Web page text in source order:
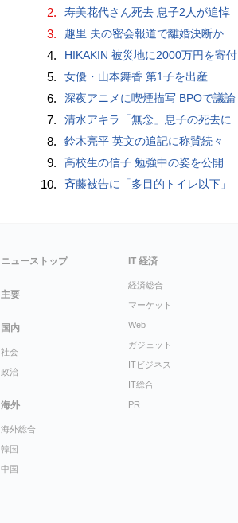
2. 寿美花代さん死去 息子2人が追悼
3. 趣里 夫の密会報道で離婚決断か
4. HIKAKIN 被災地に2000万円を寄付
5. 女優・山本舞香 第1子を出産
6. 深夜アニメに喫煙描写 BPOで議論
7. 清水アキラ「無念」息子の死去に
8. 鈴木亮平 英文の追記に称賛続々
9. 高校生の信子 勉強中の姿を公開
10. 斉藤被告に「多目的トイレ以下」
ニューストップ
主要
国内
社会
政治
海外
海外総合
韓国
中国
IT 経済
経済総合
マーケット
Web
ガジェット
ITビジネス
IT総合
PR